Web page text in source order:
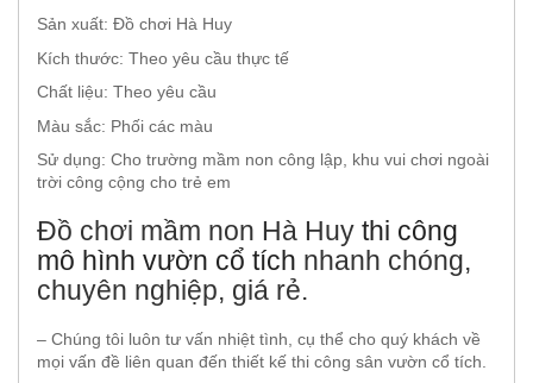
Sản xuất: Đồ chơi Hà Huy
Kích thước: Theo yêu cầu thực tế
Chất liệu: Theo yêu cầu
Màu sắc: Phối các màu
Sử dụng: Cho trường mầm non công lập, khu vui chơi ngoài
trời công cộng cho trẻ em
Đồ chơi mầm non Hà Huy thi công
mô hình vườn cổ tích nhanh chóng,
chuyên nghiệp, giá rẻ.
– Chúng tôi luôn tư vấn nhiệt tình, cụ thể cho quý khách về
mọi vấn đề liên quan đến thiết kế thi công sân vườn cổ tích.